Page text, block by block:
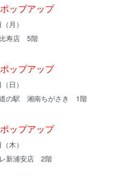
ップアップ
月）
寿店 5階
ップアップ
日）
の駅 湘南ちがさき 1階
ップアップ
木）
新浦安店 2階